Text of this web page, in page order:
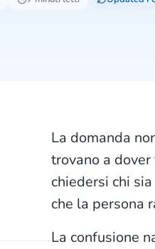
La domanda
trovano a
chiedersi chi
che la persona
La confusione